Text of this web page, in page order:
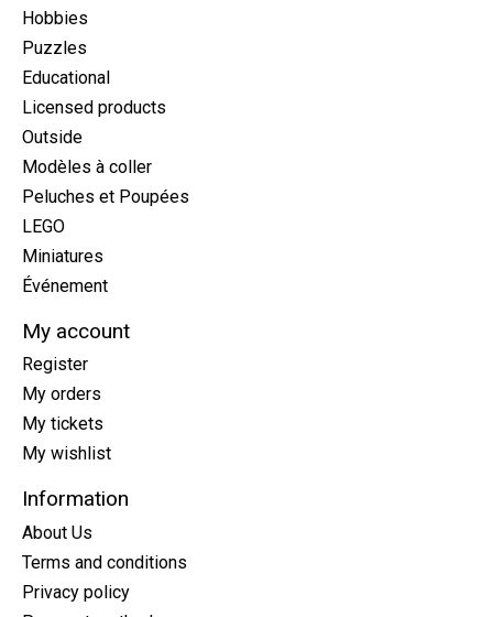
Hobbies
Puzzles
Educational
Licensed products
Outside
Modèles à coller
Peluches et Poupées
LEGO
Miniatures
Événement
My account
Register
My orders
My tickets
My wishlist
Information
About Us
Terms and conditions
Privacy policy